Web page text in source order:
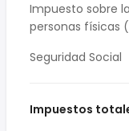
Impuesto sobre
personas físicas
Seguridad Social
Impuestos